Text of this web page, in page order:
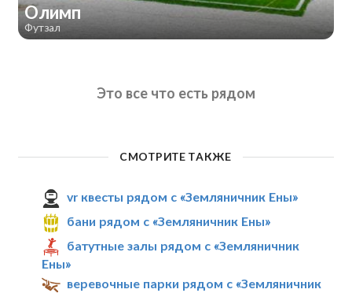
Олимп
Футзал
Это все что есть рядом
СМОТРИТЕ ТАКЖЕ
vr квесты рядом с «Земляничник Ены»
бани рядом с «Земляничник Ены»
батутные залы рядом с «Земляничник
Ены»
веревочные парки рядом с «Земляничник